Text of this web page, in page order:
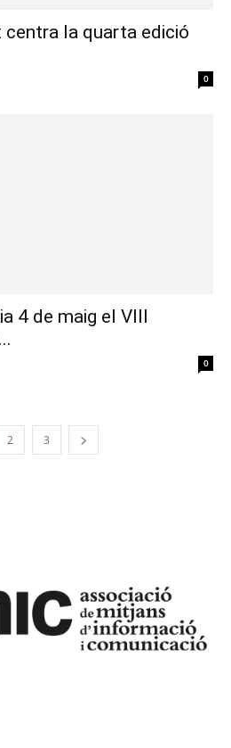
centra la quarta edició
0
4 de maig el VIII
0
2 3